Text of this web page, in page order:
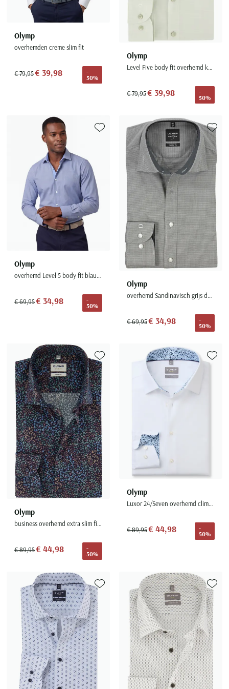
Olymp
overhemden creme slim fit
€ 79,95€ 39,98
-
50%
Olymp
Level Five body fit overhemd katoen
€ 79,95€ 39,98
-
50%
Olymp
overhemd Level 5 body fit blauw structuur
€ 69,95€ 34,98
-
50%
Toevoegen aan favorieten
Olymp
overhemd Sandinavisch grijs dessin
€ 69,95€ 34,98
-
50%
Olymp
business overhemd extra slim fit donkerblauw geprint
€ 89,95€ 44,98
-
50%
Toevoegen aan favorieten
Olymp
Luxor 24/Seven overhemd climate control vezel wit
€ 89,95€ 44,98
-
50%
Toevoegen aan favorieten